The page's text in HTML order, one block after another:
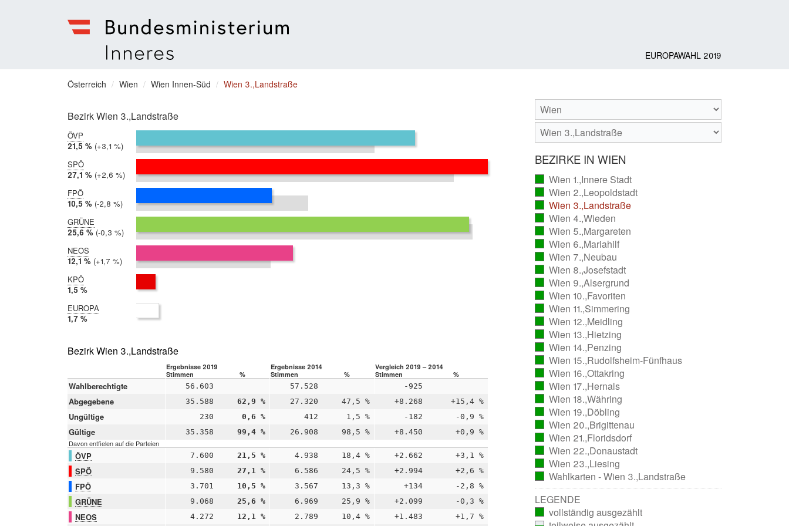
für
Inneres
EUROPAWAHL 2019
Sie
sich
hier:
Österreich Wien Wien Innen-Süd Wien 3.,Landstraße
Bezirk Wien 3.,Landstraße
ÖVP
2019:
21,5 %
2014:
18,4 %
Differenz:
+3,1 %
SPÖ
2019:
27,1 %
2014:
24,5 %
Differenz:
+2,6 %
FPÖ
2019:
10,5 %
2014:
13,3 %
Differenz:
-2,8 %
GRÜNE
2019:
25,6 %
2014:
25,9 %
Differenz:
-0,3 %
NEOS
2019:
12,1 %
2014:
10,4 %
Differenz:
+1,7 %
KPÖ
2019:
1,5 %
nicht
teilgenommen
EUROPA
2019:
1,7 %
teilgenommen
Bezirk Wien 3.,Landstraße
Ergebnisse 2019 Ergebnisse 2014
Vergleich 2019 – 2014
Stimmen
% Stimmen % Stimmen %
Wahlberechtigte 56.603 57.528 -925
Abgegebene 35.588 62,9 % 27.320 47,5 % +8.268 +15,4 %
Ungültige 230 0,6 % 412 1,5 % -182 -0,9 %
Gültige 35.358 99,4 % 26.908 98,5 % +8.450 +0,9 %
Davon entfielen auf die Parteien
ÖVP 7.600 21,5 % 4.938 18,4 % +2.662 +3,1 %
SPÖ 9.580 27,1 % 6.586 24,5 % +2.994 +2,6 %
FPÖ 3.701 10,5 % 3.567 13,3 % +134 -2,8 %
GRÜNE 9.068 25,6 % 6.969 25,9 % +2.099 -0,3 %
NEOS 4.272 12,1 % 2.789 10,4 % +1.483 +1,7 %
BEZIRKE IN WIEN
Wien 1.,Innere Stadt
ausgezählt)
Wien 2.,Leopoldstadt
ausgezählt)
Wien 3.,Landstraße
ausgezählt)
Wien 4.,Wieden
ausgezählt)
Wien 5.,Margareten
ausgezählt)
Wien 6.,Mariahilf
ausgezählt)
Wien 7.,Neubau
ausgezählt)
Wien 8.,Josefstadt
ausgezählt)
Wien 9.,Alsergrund
ausgezählt)
Wien 10.,Favoriten
ausgezählt)
Wien 11.,Simmering
ausgezählt)
Wien 12.,Meidling
ausgezählt)
Wien 13.,Hietzing
ausgezählt)
Wien 14.,Penzing
ausgezählt)
Wien 15.,Rudolfsheim-Fünfhaus
(vollständig
ausgezählt)
Wien 16.,Ottakring
ausgezählt)
Wien 17.,Hernals
ausgezählt)
Wien 18.,Währing
ausgezählt)
Wien 19.,Döbling
ausgezählt)
Wien 20.,Brigittenau
ausgezählt)
Wien 21.,Floridsdorf
ausgezählt)
Wien 22.,Donaustadt
ausgezählt)
Wien 23.,Liesing
ausgezählt)
Wahlkarten - Wien 3.,Landstraße
(vollständig
ausgezählt)
LEGENDE
vollständig ausgezählt